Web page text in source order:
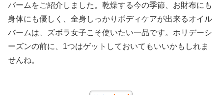
バームをご紹介しました。乾燥する今の季節、お財布にも
身体にも優しく、全身しっかりボディケアが出来るオイル
バームは、ズボラ女子こそ使いたい一品です。ホリデーシ
ーズンの前に、1つはゲットしておいてもいいかもしれま
せんね。